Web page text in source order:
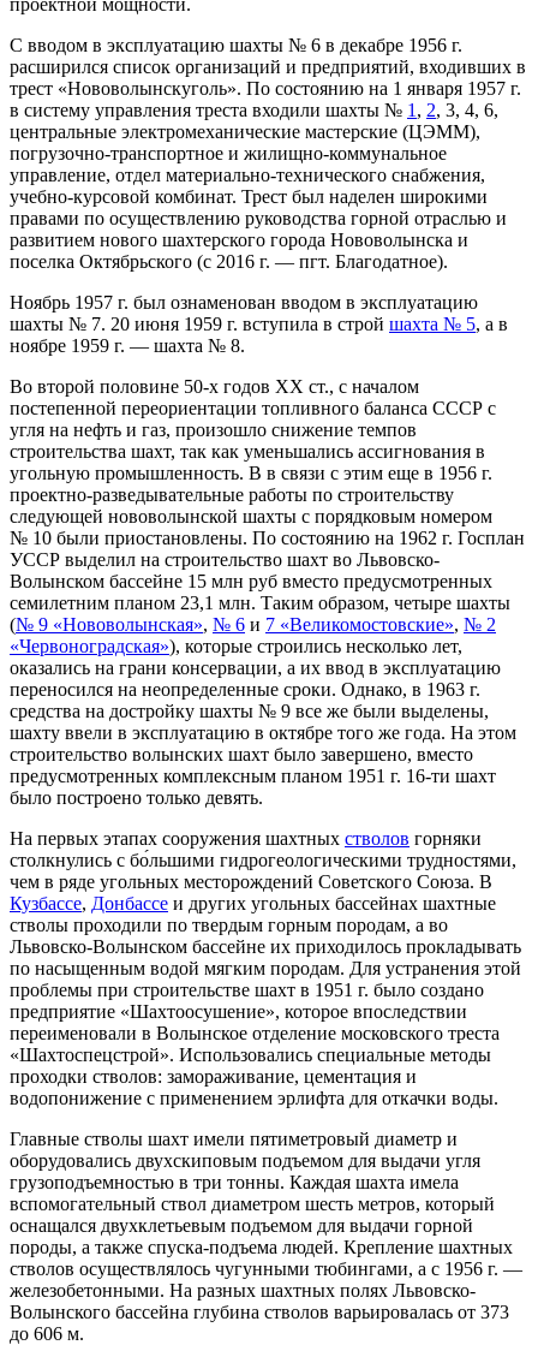
С вводом в эксплуатацию шахты № 6 в декабре 1956 г.
расширился список организаций и предприятий, входивших в
трест «Нововолынскуголь». По состоянию на 1 января 1957 г.
в систему управления треста входили шахты № 1 , 2, 3, 4, 6,
центральные электромеханические мастерские (ЦЭММ),
погрузочно-транспортное и жилищно-коммунальное
управление, отдел материально-технического снабжения,
учебно-курсовой комбинат. Трест был наделен широкими
правами по осуществлению руководства горной отраслью и
развитием нового шахтерского города Нововолынска и
поселка Октябрьского (с 2016 г. — пгт. Благодатное).
Ноябрь 1957 г. был ознаменован вводом в эксплуатацию
шахты № 7. 20 июня 1959 г. вступила в строй шахта № 5, а в
ноябре 1959 г. — шахта № 8.
Во второй половине 50-х годов ХХ ст., с началом
постепенной переориентации топливного баланса СССР с
угля на нефть и газ, произошло снижение темпов
строительства шахт, так как уменьшались ассигнования в
угольную промышленность. В в связи с этим еще в 1956 г.
проектно-разведывательные работы по строительству
следующей нововолынской шахты с порядковым номером
№ 10 были приостановлены. По состоянию на 1962 г. Госплан
УССР выделил на строительство шахт во Львовско-
Волынском бассейне 15 млн руб вместо предусмотренных
семилетним планом 23,1 млн. Таким образом, четыре шахты
(№ 9 «Нововолынская», № 6 и 7 «Великомостовские», № 2
«Червоноградская»), которые строились несколько лет,
оказались на грани консервации, а их ввод в эксплуатацию
переносился на неопределенные сроки. Однако, в 1963 г.
средства на достройку шахты № 9 все же были выделены,
шахту ввели в эксплуатацию в октябре того же года. На этом
строительство волынских шахт было завершено, вместо
предусмотренных комплексным планом 1951 г. 16-ти шахт
было построено только девять.
На первых этапах сооружения шахтных стволов горняки
столкнулись с бо́льшими гидрогеологическими трудностями,
чем в ряде угольных месторождений Советского Союза. В
Кузбассе, Донбассе и других угольных бассейнах шахтные
стволы проходили по твердым горным породам, а во
Львовско-Волынском бассейне их приходилось прокладывать
по насыщенным водой мягким породам. Для устранения этой
проблемы при строительстве шахт в 1951 г. было создано
предприятие «Шахтоосушение», которое впоследствии
переименовали в Волынское отделение московского треста
«Шахтоспецстрой». Использовались специальные методы
проходки стволов: замораживание, цементация и
водопонижение с применением эрлифта для откачки воды.
Главные стволы шахт имели пятиметровый диаметр и
оборудовались двухскиповым подъемом для выдачи угля
грузоподъемностью в три тонны. Каждая шахта имела
вспомогательный ствол диаметром шесть метров, который
оснащался двухклетьевым подъемом для выдачи горной
породы, а также спуска-подъема людей. Крепление шахтных
стволов осуществлялось чугунными тюбингами, а с 1956 г. —
железобетонными. На разных шахтных полях Львовско-
Волынского бассейна глубина стволов варьировалась от 373
до 606 м.